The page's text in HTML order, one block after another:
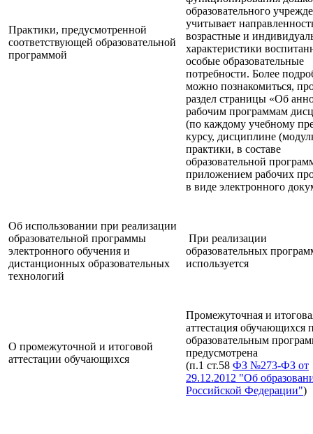
Практики, предусмотренной
соответствующей образовательной
программой
образовательного
учитывает
возрастные и
характеристики
особые образовательные
потребности. Более
можно познакомиться,
раздел страницы «Об
рабочим программам
(по каждому учебному
курсу, дисциплине
практики, в составе
образовательной
приложением рабочих
в виде электронного
Об использовании при реализации
образовательной программы
электронного обучения и
дистанционных образовательных
технологий
При реализации
образовательных
используется
О промежуточной и итоговой
аттестации обучающихся
Промежуточная и
аттестация обучающихся
образовательным
предусмотрена
(п.1 ст.58 ФЗ №273-ФЗ от
29.12.2012 "Об
Российской Федерации")